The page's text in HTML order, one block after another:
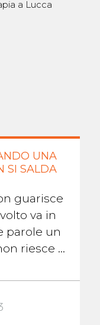
UNA
SI SALDA
guarisce
va in
parole un
riesce a